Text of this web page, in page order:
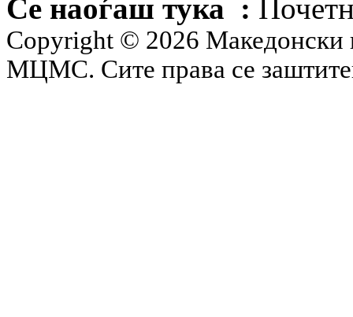
Се наоѓаш тука :
Copyright © 2026 Македонски
МЦМС. Сите права се